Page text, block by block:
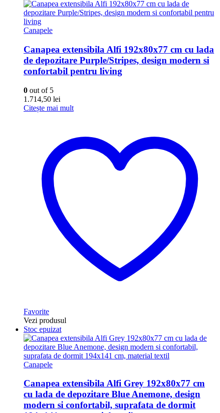
Canapele
Canapea extensibila Alfi 192x80x77 cm cu lada
de depozitare Purple/Stripes, design modern si
confortabil pentru living
0 out of 5
1.714,50 lei
Citește mai mult
Favorite
Vezi produsul
Stoc epuizat
Canapele
Canapea extensibila Alfi Grey 192x80x77 cm
cu lada de depozitare Blue Anemone, design
modern si confortabil, suprafata de dormit